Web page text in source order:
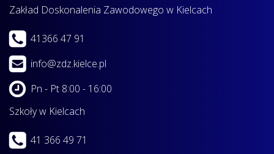
Zakład Doskonalenia Zawodowego w Kielcach
41366 47 91
info@zdz.kielce.pl
Pn - Pt 8:00 - 16:00
Szkoły w Kielcach
41 366 49 71